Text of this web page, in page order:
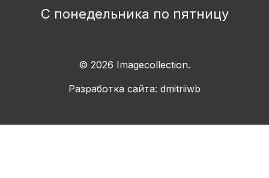
С понедельника по пятницу
© 2026 Imagecollection.
Разработка сайта: dmitriiwb